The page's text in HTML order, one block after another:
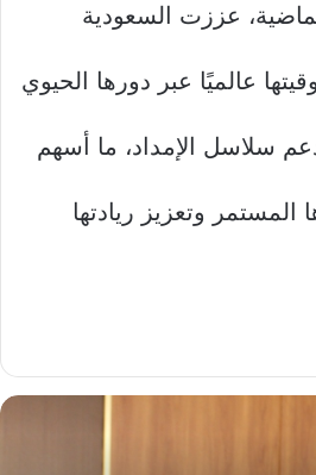
عززت السعودية
عالميًا عبر دورها الحيوي
سلاسل الإمداد، ما أسهم
وتعزيز ريادتها